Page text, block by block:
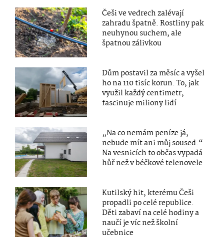
Češi ve vedrech zalévají
zahradu špatně. Rostliny pak
neuhynou suchem, ale
špatnou zálivkou
Dům postavil za měsíc a vyšel
ho na 110 tisíc korun. To, jak
využil každý centimetr,
fascinuje miliony lidí
„Na co nemám peníze já,
nebude mít ani můj soused.“
Na vesnicích to občas vypadá
hůř než v béčkové telenovele
Kutilský hit, kterému Češi
propadli po celé republice.
Děti zabaví na celé hodiny a
naučí je víc než školní
učebnice